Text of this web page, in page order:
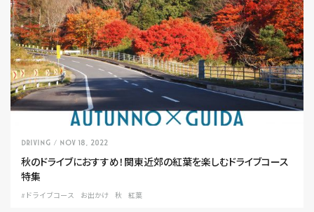
DRIVING / Nov 18, 2022
秋のドライブにおすすめ！関東近郊の紅葉を楽しむドライブコース
特集
#ドライブコース お出かけ 秋 紅葉